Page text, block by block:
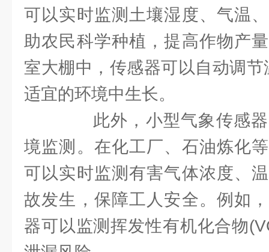
可以实时监测土壤湿度、气温
助农民科学种植，提高作物产
室大棚中，传感器可以自动调
适宜的环境中生长。
此外，小型气象传感器
境监测。在化工厂、石油炼化
可以实时监测有害气体浓度、
故发生，保障工人安全。例如
器可以监测挥发性有机化合物